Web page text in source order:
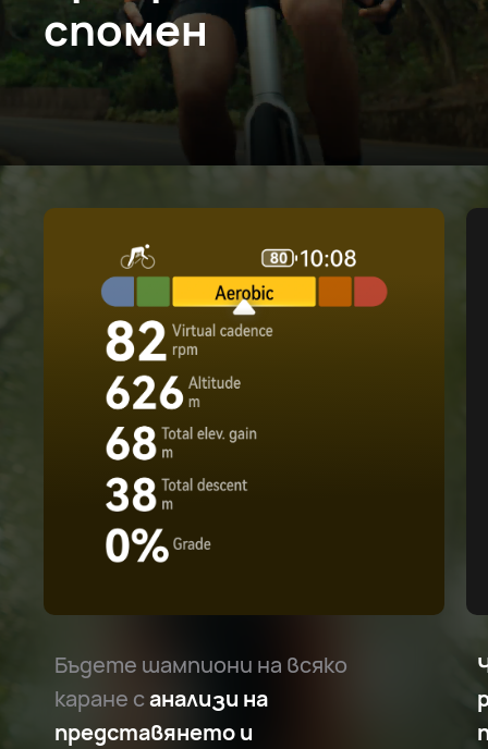
спомен
Бъдете шампиони на всяко
каране санализи на
представянето и